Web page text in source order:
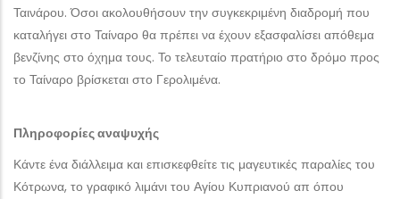
Ταινάρου. Όσοι ακολουθήσουν την συγκεκριμένη διαδρομή που
καταλήγει στο Ταίναρο θα πρέπει να έχουν εξασφαλίσει απόθεμα
βενζίνης στο όχημα τους. Το τελευταίο πρατήριο στο δρόμο προς
το Ταίναρο βρίσκεται στο Γερολιμένα.
Πληροφορίες αναψυχής
Κάντε ένα διάλλειμα και επισκεφθείτε τις μαγευτικές παραλίες του
Κότρωνα, το γραφικό λιμάνι του Αγίου Κυπριανού απ όπου